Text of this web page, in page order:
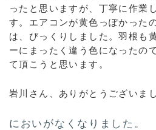
ったと思いますが、丁寧に作業
す。エアコンが黄色っぽかった
は、びっくりしました。羽根も
ーにまったく違う色になったの
て頂こうと思います。
岩川さん、ありがとうございまし
においがなくなりました。